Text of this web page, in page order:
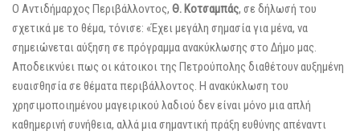
Ο Αντιδήμαρχος Περιβάλλοντος, Θ. Κοτσαμπάς, σε δήλωσή του
σχετικά με το θέμα, τόνισε: «Έχει μεγάλη σημασία για μένα, να
σημειώνεται αύξηση σε πρόγραμμα ανακύκλωσης στο Δήμο μας.
Αποδεικνύει πως οι κάτοικοι της Πετρούπολης διαθέτουν αυξημένη
ευαισθησία σε θέματα περιβάλλοντος. Η ανακύκλωση του
χρησιμοποιημένου μαγειρικού λαδιού δεν είναι μόνο μια απλή
καθημερινή συνήθεια, αλλά μια σημαντική πράξη ευθύνης απέναντι